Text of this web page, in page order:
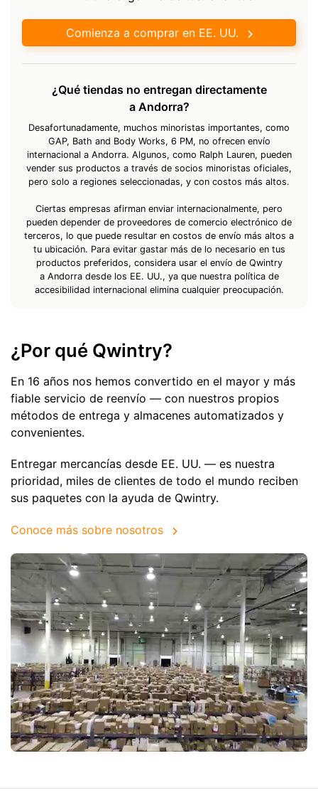
Comienza a comprar en EE. UU.
¿Qué tiendas no entregan directamente
a Andorra?
Desafortunadamente, muchos minoristas importantes, como
GAP, Bath and Body Works, 6 PM, no ofrecen envío
internacional a Andorra. Algunos, como Ralph Lauren, pueden
vender sus productos a través de socios minoristas oficiales,
pero solo a regiones seleccionadas, y con costos más altos.
Ciertas empresas afirman enviar internacionalmente, pero
pueden depender de proveedores de comercio electrónico de
terceros, lo que puede resultar en costos de envío más altos a
tu ubicación. Para evitar gastar más de lo necesario en tus
productos preferidos, considera usar el envío de Qwintry
a Andorra desde los EE. UU., ya que nuestra política de
accesibilidad internacional elimina cualquier preocupación.
¿Por qué Qwintry?
En 16 años nos hemos convertido en el mayor y más
fiable servicio de reenvío — con nuestros propios
métodos de entrega y almacenes automatizados y
convenientes.
Entregar mercancías desde EE. UU. — es nuestra
prioridad, miles de clientes de todo el mundo reciben
sus paquetes con la ayuda de Qwintry.
Conoce más sobre nosotros